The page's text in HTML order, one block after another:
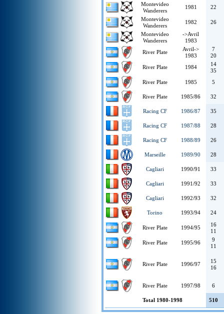
Montevideo
Wanderers
1981
22
Montevideo
Wanderers
1982
26
Montevideo
Wanderers
->Avril
1983
River Plate
Avril->
1983
7
20
River Plate
1984
14
35
River Plate
1985 5
River Plate 1985/86 32
Racing CF 1986/87 35
Racing CF 1987/88 28
Racing CF 1988/89 26
Marseille 1989/90 28
Cagliari 1990/91 33
Cagliari 1991/92 33
Cagliari 1992/93 32
Torino 1993/94 24
River Plate 1994/95
16
11
River Plate
1995/96
9
11
River Plate 1996/97
15
16
River Plate 1997/98 6
Total 1980-1998 510